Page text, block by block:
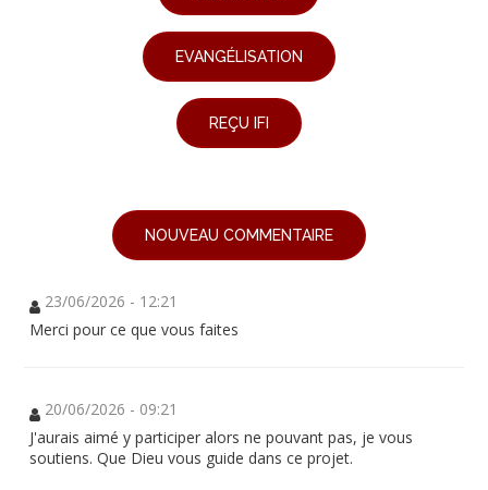
EVANGÉLISATION
REÇU IFI
NOUVEAU COMMENTAIRE
23/06/2026 - 12:21
Merci pour ce que vous faites
20/06/2026 - 09:21
J'aurais aimé y participer alors ne pouvant pas, je vous
soutiens. Que Dieu vous guide dans ce projet.